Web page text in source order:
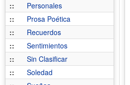
::
Personales
::
Prosa Poética
::
Recuerdos
::
Sentimientos
::
Sin Clasificar
::
Soledad